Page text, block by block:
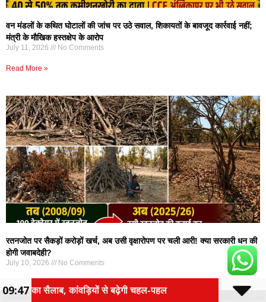
वन मंडलों के कथित घोटालों की जांच पर उठे सवाल, शिकायतों के बावजूद कार्रवाई नहीं;
मंत्री के मौखिक हस्तक्षेप के आरोप
July 11, 2026 No Comments
Read More »
रतनजोत पर सैकड़ों करोड़ों खर्च, अब उसी वृक्षारोपण पर चली आरी! क्या सरकारी धन की
होगी जवाबदेही?
July 10, 2026 No Comments
Read More »
चहल-पहल RAJGARH CAR ACCIDENT: नाले के तेज
09:47